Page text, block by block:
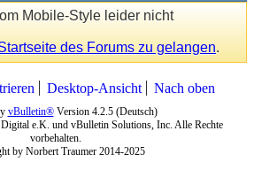
Mobile-Style leider nicht
des Forums zu gelangen.
Desktop-Ansicht Nach oben
vBulletin®Version 4.2.5 (Deutsch)
e.K. und vBulletin Solutions, Inc. Alle Rechte
vorbehalten.
by Norbert Traumer 2014-2025